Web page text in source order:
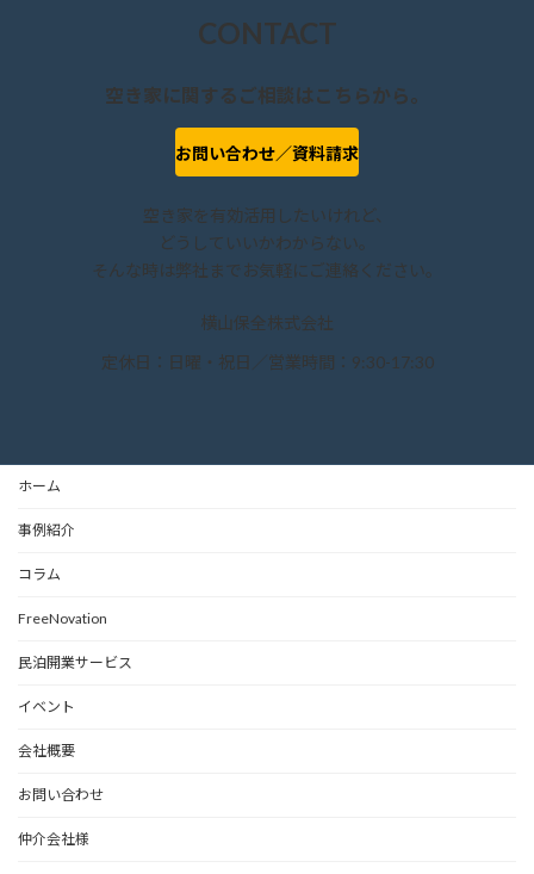
CONTACT
空き家に関するご相談はこちらから。
お問い合わせ／資料請求
空き家を有効活用したいけれど、
どうしていいかわからない。
そんな時は弊社までお気軽にご連絡ください。
横山保全株式会社
定休日：日曜・祝日／営業時間：9:30-17:30
ホーム
事例紹介
コラム
FreeNovation
民泊開業サービス
イベント
会社概要
お問い合わせ
仲介会社様